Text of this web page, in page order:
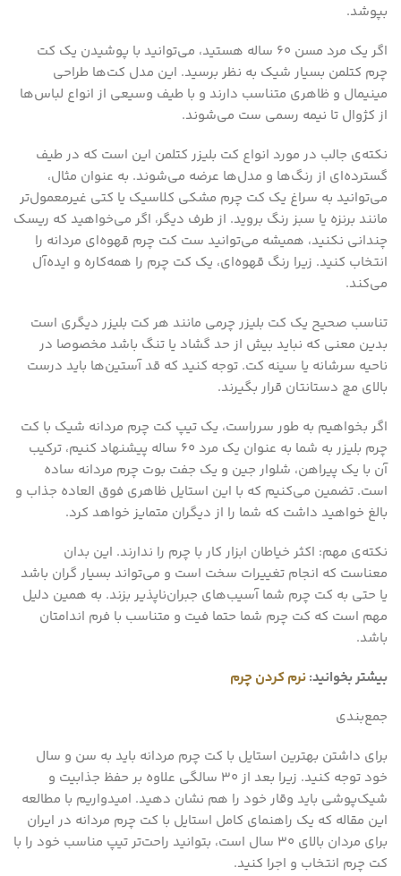
بپوشد.
اگر یک مرد مسن 60 ساله هستید، می‌توانید با پوشیدن یک کت
چرم کتلمن بسیار شیک به نظر برسید. این مدل کت‌ها طراحی
مینیمال و ظاهری متناسب دارند و با طیف وسیعی از انواع لباس‌ها
از کژوال تا نیمه رسمی ست می‌شوند.
نکته‌ی جالب در مورد انواع کت بلیزر کتلمن این است که در طیف
گسترده‌ای از رنگ‌ها و مدل‌ها عرضه می‌شوند. به عنوان مثال،
می‌توانید به سراغ یک کت چرم مشکی کلاسیک یا کتی غیرمعمول‌تر
مانند برنزه یا سبز رنگ بروید. از طرف دیگر، اگر می‌خواهید که ریسک
چندانی نکنید، همیشه می‌توانید ست کت چرم قهوه‌ای مردانه را
انتخاب کنید. زیرا رنگ قهوه‌ای، یک کت چرم را همه‌کاره و ایده‌آل
می‌کند.
تناسب صحیح یک کت بلیزر چرمی مانند هر کت بلیزر دیگری است
بدین معنی که نباید بیش از حد گشاد یا تنگ باشد مخصوصا در
ناحیه سرشانه یا سینه کت. توجه کنید که قد آستین‌ها باید درست
بالای مچ دستانتان قرار بگیرند.
اگر بخواهیم به طور سرراست، یک تیپ کت چرم مردانه شیک با کت
چرم بلیزر به شما به عنوان یک مرد 60 ساله پیشنهاد کنیم، ترکیب
آن با یک پیراهن، شلوار جین و یک جفت بوت چرم مردانه ساده
است. تضمین می‌کنیم که با این استایل ظاهری فوق العاده جذاب و
بالغ خواهید داشت که شما را از دیگران متمایز خواهد کرد.
نکته‌ی مهم: اکثر خیاطان ابزار کار با چرم را ندارند. این بدان
معناست که انجام تغییرات سخت است و می‌تواند بسیار گران باشد
یا حتی به کت چرم شما آسیب‌های جبران‌ناپذیر بزند. به همین دلیل
مهم است که کت چرم شما حتما فیت و متناسب با فرم اندامتان
باشد.
بیشتر بخوانید:نرم کردن چرم
جمع‌بندی
برای داشتن بهترین استایل با کت چرم مردانه باید به سن و سال
خود توجه کنید. زیرا بعد از 30 سالگی علاوه بر حفظ جذابیت و
شیک‌پوشی باید وقار خود را هم نشان دهید. امیدواریم با مطالعه
این مقاله که یک راهنمای کامل استایل با کت چرم مردانه در ایران
برای مردان بالای 30 سال است، بتوانید راحت‌تر تیپ مناسب خود را با
کت چرم انتخاب و اجرا کنید.